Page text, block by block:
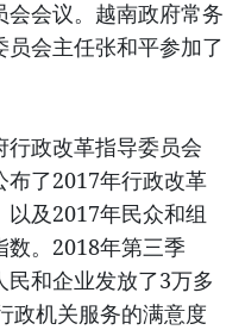
会议。越南政府常务
会主任张和平参加了
政改革指导委员会
布了2017年行政改革
及2017年民众和组
。2018年第三季
和企业发放了3万多
政机关服务的满意度